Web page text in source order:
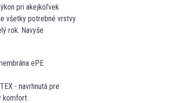
pri akejkoľvek
všetky potrebné vrstvy
rok. Navyše
ePE
- navrhnutá pre
komfort.